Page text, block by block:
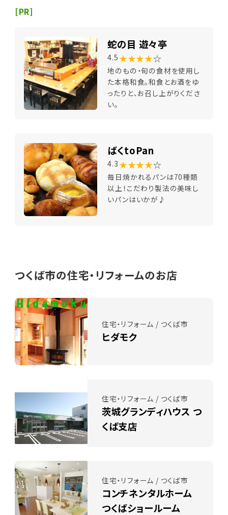
[PR]
蛇の目 遊々亭
4.5 ★★★★☆
地のもの・旬の食材を使用し
た本格和食。和食とお酒をゆ
ったりと、お召し上がりくださ
い。
ばくtoPan
4.3 ★★★★☆
毎日焼かれるパンは70種類
以上！こだわり製法の美味し
いパンはいかが♪
つくば市の住宅・リフォームのお店
住宅・リフォーム / つくば市
ヒダモク
住宅・リフォーム / つくば市
茨城グランディハウス つ
くば支店
住宅・リフォーム / つくば市
コンチネンタルホーム
つくばショールーム